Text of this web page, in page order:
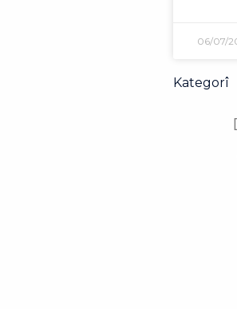
06/07/
Kategorî